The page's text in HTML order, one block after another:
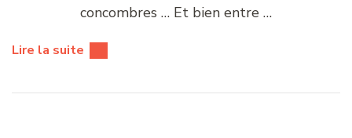
concombres … Et bien entre …
Lire la suite